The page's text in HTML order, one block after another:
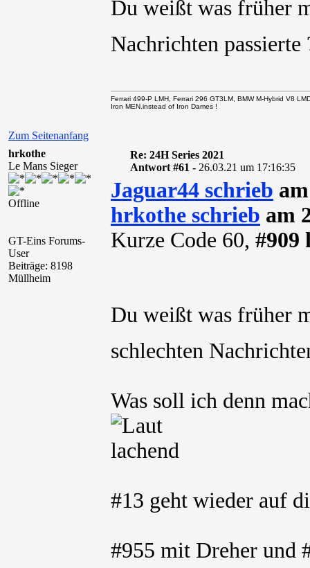
Du weißt was früher
Nachrichten
Zum Seitenanfang
Ferrari 499-P LMH, Ferrari 296 GT3LM, BMW M-Hybrid V8
Iron MEN.instead of Iron Dames !
hrkothe
Le Mans Sieger
Offline
GT-Eins Forums-
User
Beiträge: 8198
Müllheim
Re: 24H Series 2021
Antwort #61 - 26.03.21 um 17:16:35
Jaguar44 schrieb
hrkothe schrieb am
Kurze Code 60, #909
Du weißt was früher
schlechten
Was soll ich denn
#13 geht wieder auf
#955 mit Dreher und